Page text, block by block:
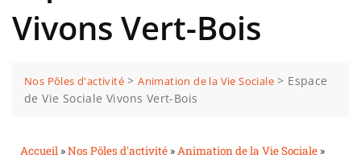
Vivons Vert-Bois
Nos Pôles d'activité >Animation de la Vie Sociale > Espace
de Vie Sociale Vivons Vert-Bois
Accueil »Nos Pôles d'activité »Animation de la Vie Sociale »